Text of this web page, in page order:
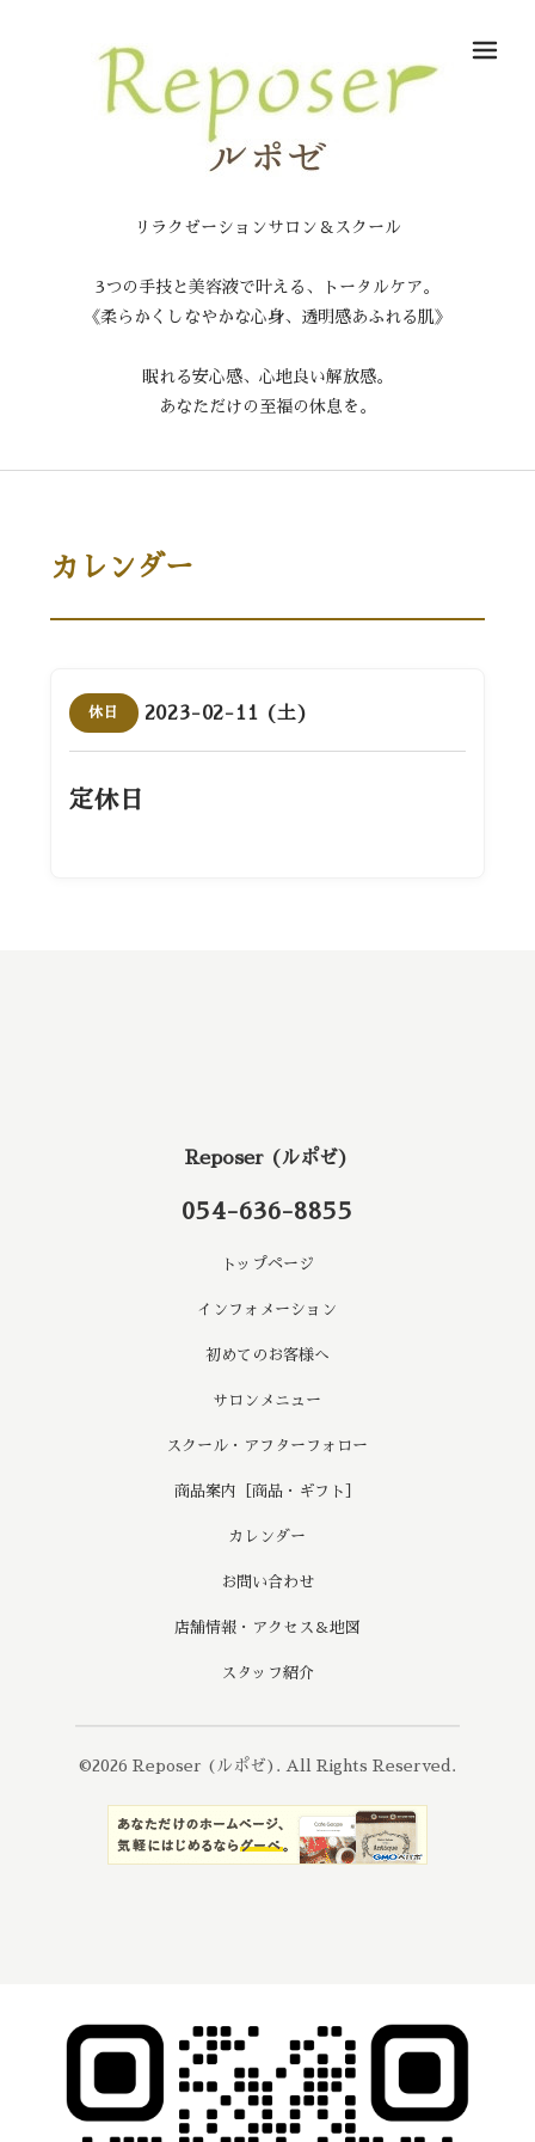
リラクゼーションサロン＆スクール
3つの手技と美容液で叶える、トータルケア。
《柔らかくしなやかな心身、透明感あふれる肌》
眠れる安心感、心地良い解放感。
あなただけの至福の休息を。
カレンダー
休日 2023-02-11 (土)
定休日
Reposer (ルポゼ)
054-636-8855
トップページ
インフォメーション
初めてのお客様へ
サロンメニュー
スクール・アフターフォロー
商品案内［商品・ギフト］
カレンダー
お問い合わせ
店舗情報・アクセス＆地図
スタッフ紹介
©2026 Reposer (ルポゼ) . All Rights Reserved.